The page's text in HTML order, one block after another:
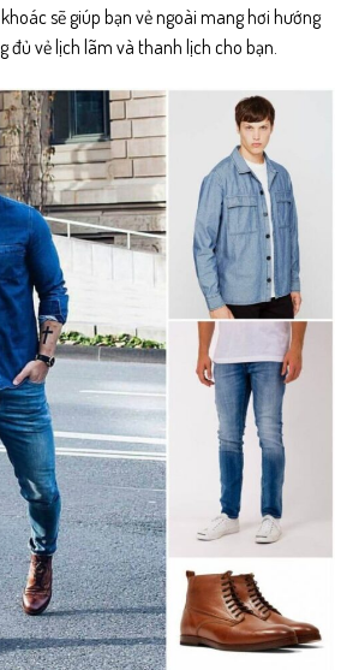
sẽ giúp bạn vẻ ngoài mang hơi hướng
đủ vẻ lịch lãm và thanh lịch cho bạn.